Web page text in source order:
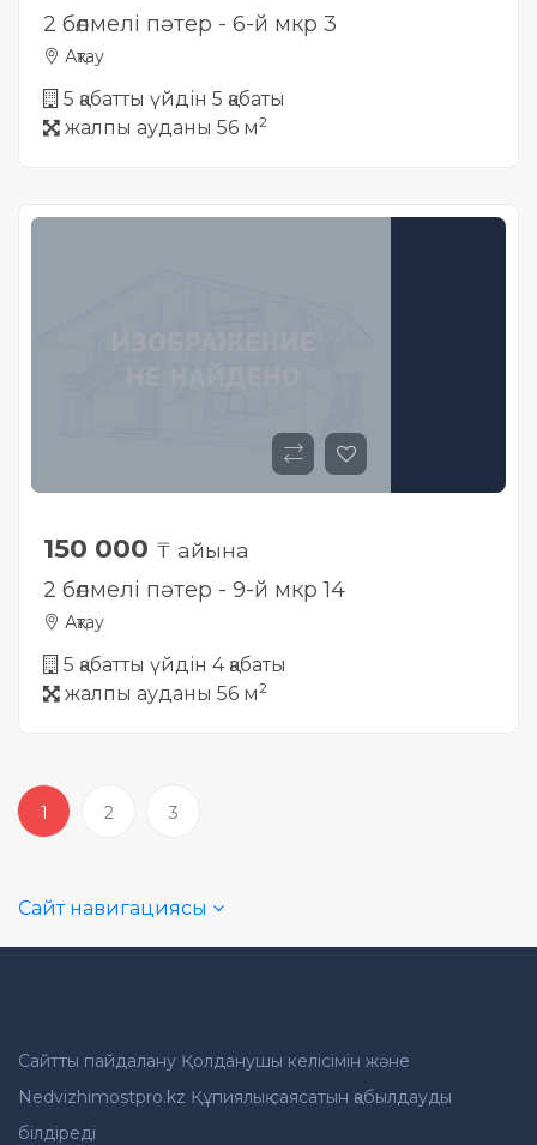
2 бөлмелі пәтер - 6-й мкр 3
Ақтау
5 қабатты үйдін 5 қабаты
жалпы ауданы 56 м2
150 000 ₸ айына
2 бөлмелі пәтер - 9-й мкр 14
Ақтау
5 қабатты үйдін 4 қабаты
жалпы ауданы 56 м2
1 2 3
Сайт навигациясы
Сайтты пайдалану Қолданушы келісімін және
Nedvizhimostpro.kz Құпиялық саясатын қабылдауды
білдіреді